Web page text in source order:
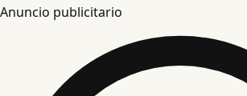
Anuncio publicitario